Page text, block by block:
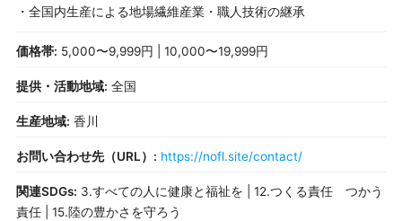
・全国内生産による地場繊維産業・職人技術の継承
価格帯: 5,000〜9,999円 | 10,000〜19,999円
提供・活動地域: 全国
生産地域: 香川
お問い合わせ先（URL）: https://nofl.site/contact/
関連SDGs: 3.すべての人に健康と福祉を | 12.つくる責任 つかう
責任 | 15.陸の豊かさを守ろう